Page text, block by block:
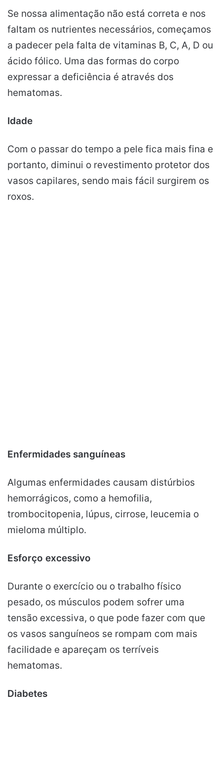
Se nossa alimentação não está correta e nos
faltam os nutrientes necessários, começamos
a padecer pela falta de vitaminas B, C, A, D ou
ácido fólico. Uma das formas do corpo
expressar a deficiência é através dos
hematomas.
Idade
Com o passar do tempo a pele fica mais fina e
portanto, diminui o revestimento protetor dos
vasos capilares, sendo mais fácil surgirem os
roxos.
Enfermidades sanguíneas
Algumas enfermidades causam distúrbios
hemorrágicos, como a hemofilia,
trombocitopenia, lúpus, cirrose, leucemia o
mieloma múltiplo.
Esforço excessivo
Durante o exercício ou o trabalho físico
pesado, os músculos podem sofrer uma
tensão excessiva, o que pode fazer com que
os vasos sanguíneos se rompam com mais
facilidade e apareçam os terríveis
hematomas.
Diabetes